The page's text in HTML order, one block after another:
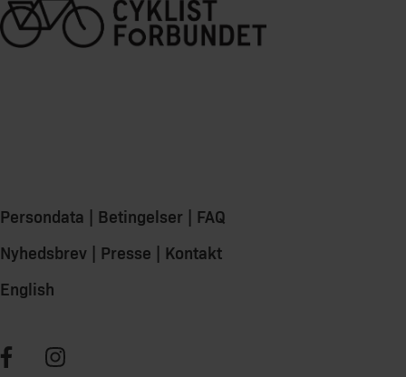
Persondata Betingelser FAQ
Nyhedsbrev Presse Kontakt
English